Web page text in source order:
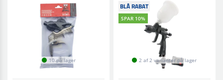
10 på lager
BLÅ RABAT
SPAR 10%
2 af 2 varianter på lager